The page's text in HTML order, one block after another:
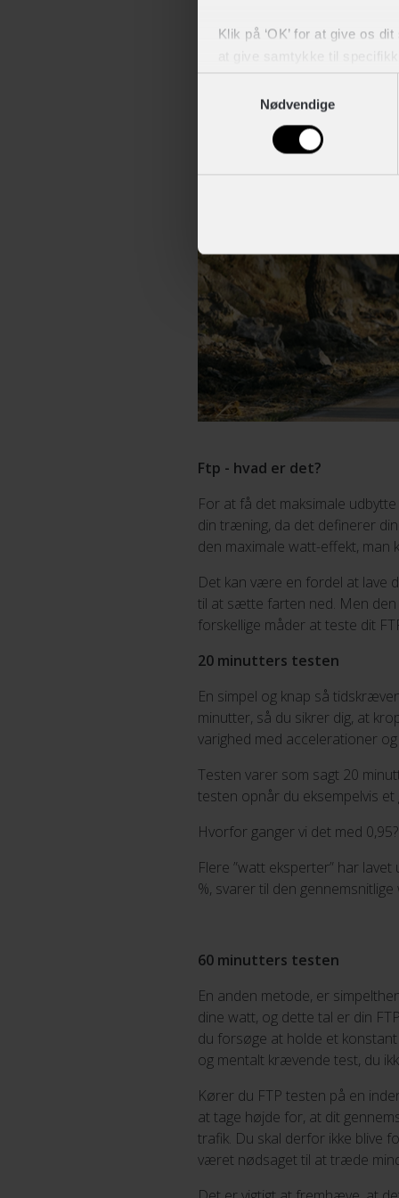
Klik på ‘OK’ for at give os
at give samtykke til
Du kan til enhver tid trække
Nødvendige
begyndt at udstyre
Ftp - hvad er det?
For at få det maksimale
din træning, da det definerer
den maximale watt-effekt, man
Det kan være en fordel at lave
til at sætte farten ned. Men den
forskellige måder at teste dit
20 minutters testen
En simpel og knap så
minutter, så du sikrer dig, at
varighed med accelerationer
Testen varer som sagt 20
testen opnår du eksempelvis
Hvorfor ganger vi det med 0,95?
Flere ”watt eksperter” har
%, svarer til den
60 minutters testen
En anden metode, er
dine watt, og dette tal er din
du forsøge at holde et
og mentalt krævende test, du
Kører du FTP testen på en
at tage højde for, at dit
trafik. Du skal derfor ikke blive
været nødsaget til at træde